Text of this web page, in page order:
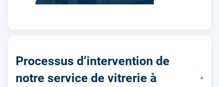
Processus d’intervention de
notre service de vitrerie à
▾